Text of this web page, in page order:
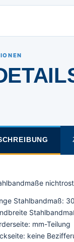
Stahlbandmaß:
mm-Teilung
keine